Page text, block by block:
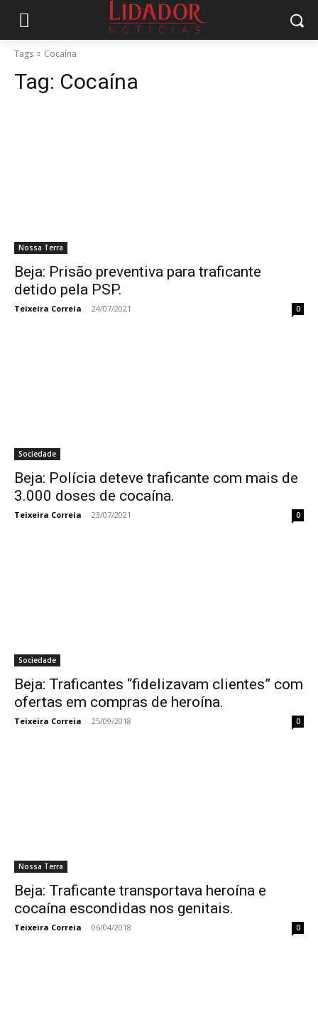
Tags Cocaína
Tag: Cocaína
Nossa Terra
Beja: Prisão preventiva para traficante
detido pela PSP.
Teixeira Correia - 24/07/2021 0
Sociedade
Beja: Polícia deteve traficante com mais de
3.000 doses de cocaína.
Teixeira Correia - 23/07/2021 0
Sociedade
Beja: Traficantes “fidelizavam clientes” com
ofertas em compras de heroína.
Teixeira Correia - 25/09/2018 0
Nossa Terra
Beja: Traficante transportava heroína e
cocaína escondidas nos genitais.
Teixeira Correia - 06/04/2018 0